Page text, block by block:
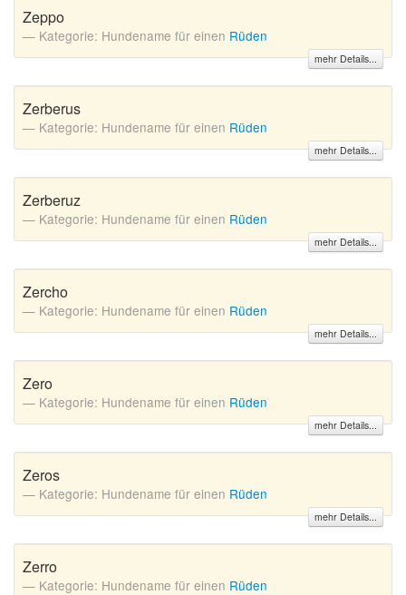
Zeppo
Kategorie: Hundename für einen Rüden
mehr Details...
Zerberus
Kategorie: Hundename für einen Rüden
mehr Details...
Zerberuz
Kategorie: Hundename für einen Rüden
mehr Details...
Zercho
Kategorie: Hundename für einen Rüden
mehr Details...
Zero
Kategorie: Hundename für einen Rüden
mehr Details...
Zeros
Kategorie: Hundename für einen Rüden
mehr Details...
Zerro
Kategorie: Hundename für einen Rüden